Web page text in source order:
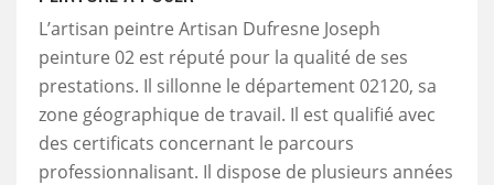
L’artisan peintre Artisan Dufresne Joseph
peinture 02 est réputé pour la qualité de ses
prestations. Il sillonne le département 02120, sa
zone géographique de travail. Il est qualifié avec
des certificats concernant le parcours
professionnalisant. Il dispose de plusieurs années